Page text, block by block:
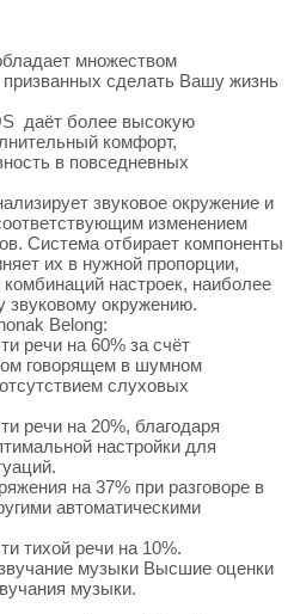
множеством
призванных сделать Вашу жизнь
даёт более высокую
комфорт,
в повседневных
звуковое окружение и
изменением
Система отбирает компоненты
их в нужной пропорции,
настроек, наиболее
окружению.
Belong:
речи на 60% за счёт
говорящем в шумном
слуховых
речи на 20%, благодаря
настройки для
на 37% при разговоре в
автоматическими
тихой речи на 10%.
музыки Высшие оценки
музыки.